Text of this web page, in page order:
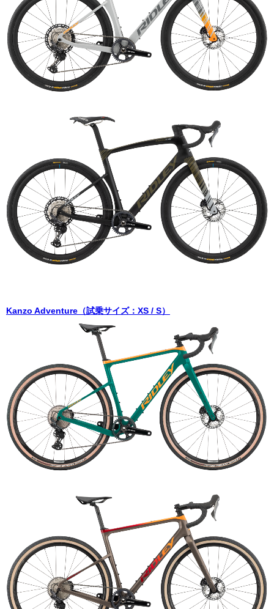
Kanzo Adventure（試乗サイズ：XS / S）